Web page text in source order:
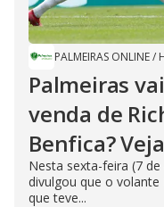
PALMEIRAS ONLINE/
Palmeiras
venda de
Benfica?
Nesta sexta-feira (7
divulgou que o volante
que teve...